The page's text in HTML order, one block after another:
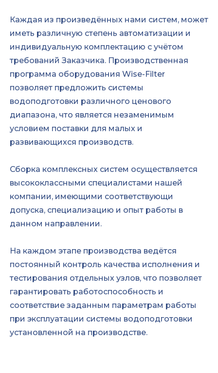
Каждая из произведённых нами систем, может
иметь различную степень автоматизации и
индивидуальную комплектацию с учётом
требований Заказчика. Производственная
программа оборудования Wise-Filter
позволяет предложить системы
водоподготовки различного ценового
диапазона, что является незаменимым
условием поставки для малых и
развивающихся производств.
Сборка комплексных систем осуществляется
высококлассными специалистами нашей
компании, имеющими соответствующи
допуска, специализацию и опыт работы в
данном направлении.
На каждом этапе производства ведётся
постоянный контроль качества исполнения и
тестирования отдельных узлов, что позволяет
гарантировать работоспособность и
соответствие заданным параметрам работы
при эксплуатации системы водоподготовки
установленной на производстве.